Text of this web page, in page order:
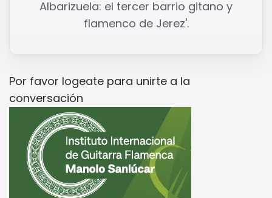
Albarizuela: el tercer barrio gitano y
flamenco de Jerez'.
Por favor logeate para unirte a la
conversación